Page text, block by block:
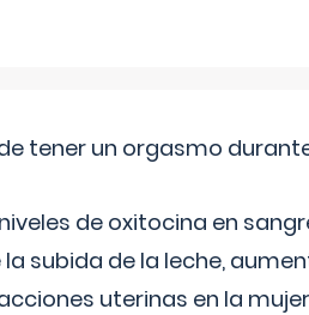
tener un orgasmo
de oxitocina en
subida de la leche,
uterinas en la